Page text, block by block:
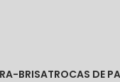
BRISA TROCAS DE